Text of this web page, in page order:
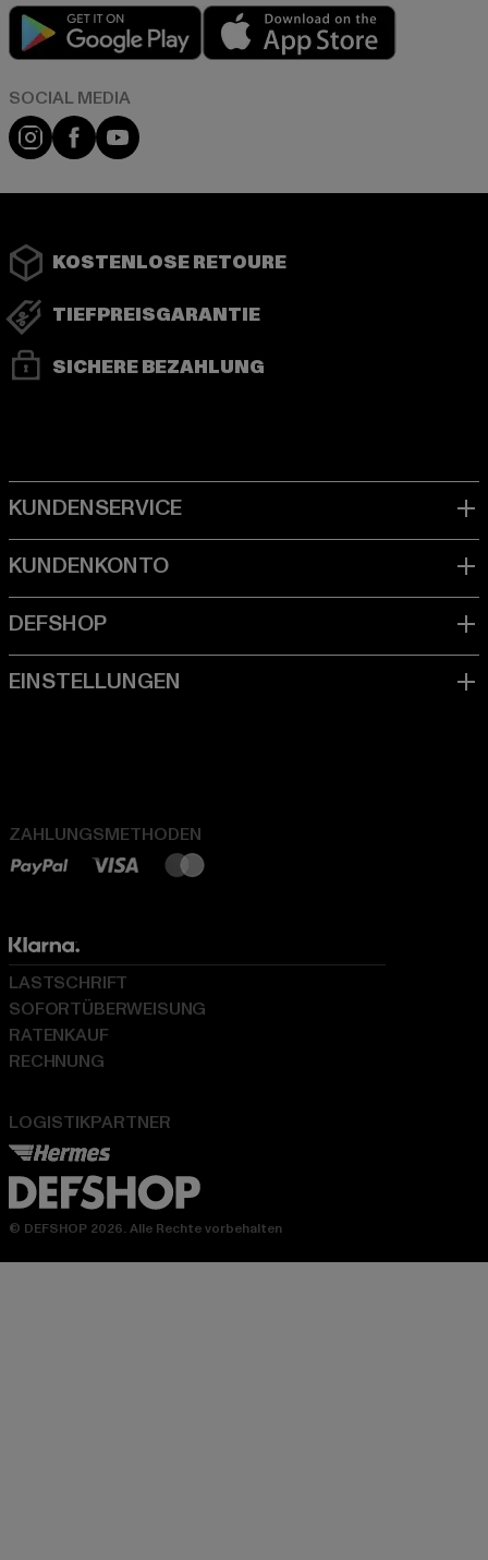
Play market
Instagram
FacebookYouTube
KOSTENLOSE RETOURE
TIEFPREISGARANTIE
SICHERE BEZAHLUNG
ZAHLUNGSMETHODEN
LOGISTIKPARTNER
LASTSCHRIFT
SOFORTÜBERWEISUNG
RATENKAUF
RECHNUNG
© DEFSHOP 2026. Alle Rechte vorbehalten